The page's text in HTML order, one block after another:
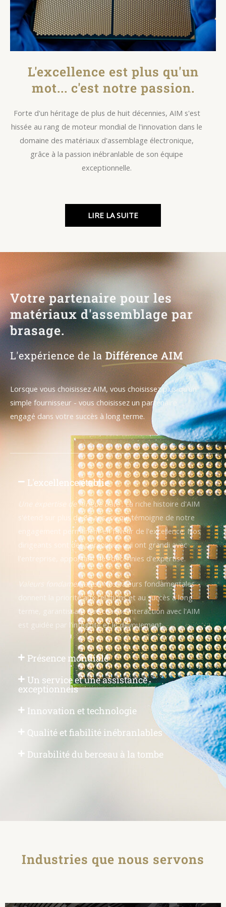
L'excellence est plus qu'un
mot... c'est notre passion.
Forte d'un héritage de plus de huit décennies, AIM s'est
hissée au rang de moteur mondial de l'innovation dans le
domaine des matériaux d'assemblage électronique,
grâce à la passion inébranlable de son équipe
exceptionnelle.
LIRE LA SUITE
Votre partenaire pour les
matériaux d'assemblage par
brasage.
L'expérience de la Différence AIM
Lorsque vous choisissez AIM, vous choisissez plus qu'un
simple fournisseur - vous choisissez un partenaire
engagé dans votre succès à long terme.
L'excellence établie
Une expertise de longue date: La riche histoire d'AIM
s'étend sur plus de 85 ans, ce qui témoigne de notre
engagement permanent en faveur de l'excellence. Nos
dirigeants sont des personnes qui ont grandi avec
l'entreprise, apportant des décennies d'expertise.
Valeurs fondamentales: Nos valeurs fondamentales
donnent la priorité aux relations et au succès à long
terme, garantissant que chaque interaction avec l'AIM
est guidée par l'intégrité et le dévouement.
Présence mondiale
Un service et une assistance
exceptionnels
Innovation et technologie
Qualité et fiabilité inébranlables
Durabilité du berceau à la tombe
Industries que nous servons